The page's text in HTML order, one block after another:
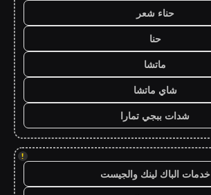
حناء شعر
حنا
ماتشا
شاي ماتشا
شدات ببجي تمارا
!
خدمات الباك لينك والجيست